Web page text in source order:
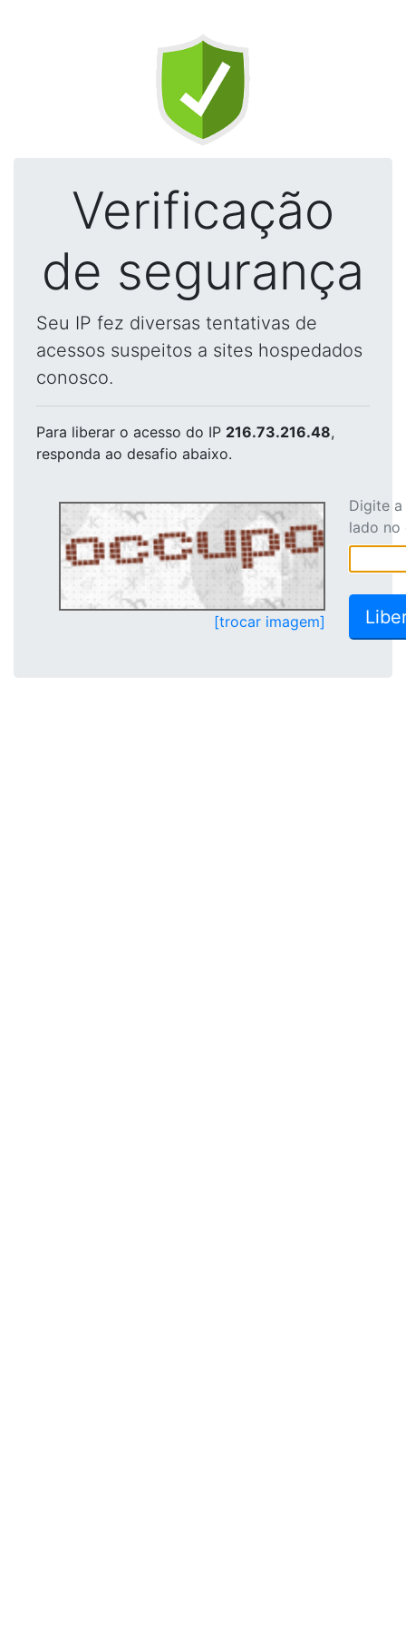
Verificação
de segurança
Seu IP fez diversas tentativas de
acessos suspeitos a sites hospedados
conosco.
Para liberar o acesso do IP 216.73.216.48,
responda ao desafio abaixo.
[trocar imagem]
Digite
lado no